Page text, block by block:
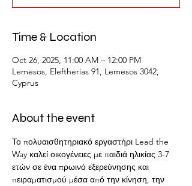
Time & Location
Oct 26, 2025, 11:00 AM – 12:00 PM
Lemesos, Eleftherias 91, Lemesos 3042,
Cyprus
About the event
Το πολυαισθητηριακό εργαστήρι Lead the
Way καλεί οικογένειες με παιδιά ηλικίας 3-7
ετών σε ένα πρωινό εξερεύνησης και
πειραματισμού μέσα από την κίνηση, την